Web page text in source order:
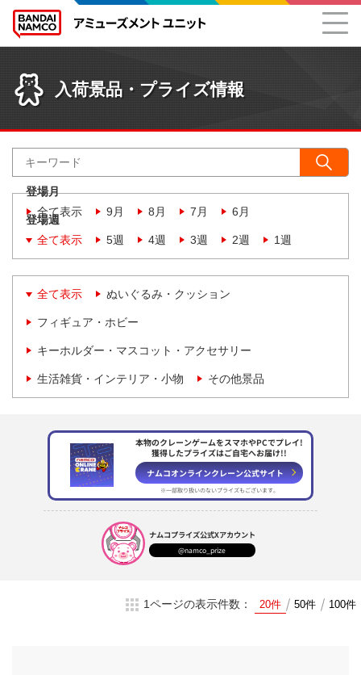
入荷景品・プライズ情報
登場月
全て表示
9月 8月 7月 6月
登場週
全て表示
5週 4週 3週 2週 1週
全て表示 ぬいぐるみ・クッション
フィギュア・ホビー
キーホルダー・マスコット・アクセサリー
生活雑貨・インテリア・小物 その他景品
本物のクレーンゲームをスマホやPCでプレイ!
獲得したプライズはご自宅へお届け!!
ナムコオンラインクレーン公式サイト
※一部取り扱いのないプライズもございます。
ナムコプライズ公式Xアカウント
@namco_prize
1ページの表示件数： 20件 50件 100件